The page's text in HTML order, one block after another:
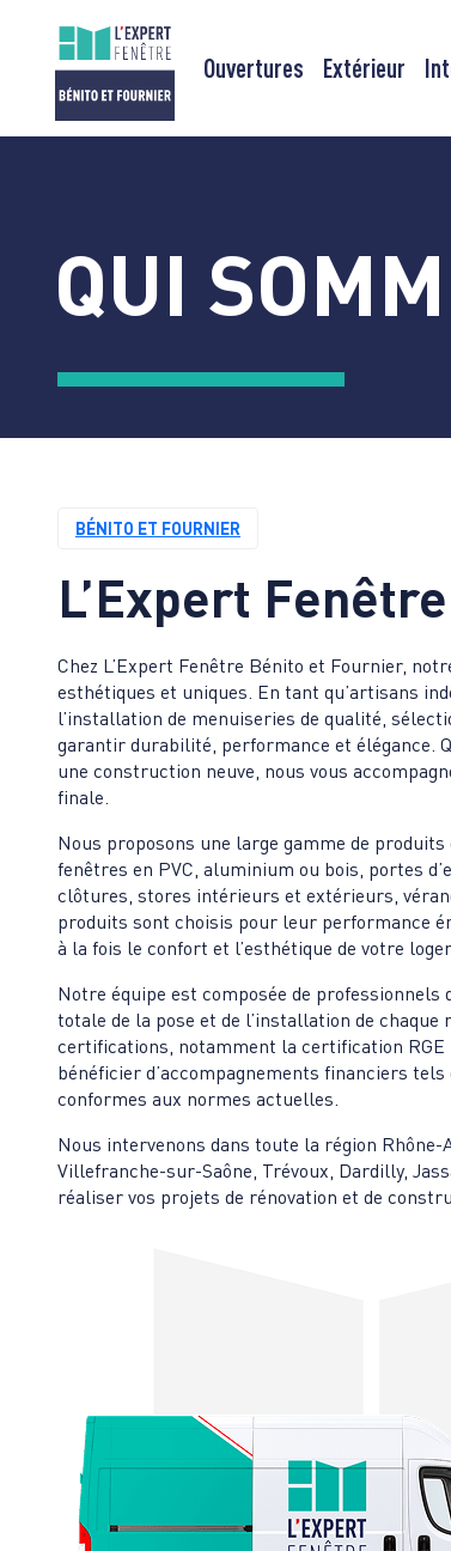
Ouvertures Extérieur
QUI
BÉNITO ET FOURNIER
L’Expert
Chez L’Expert Fenêtre Bénito et Fournier,
esthétiques et uniques. En tant qu’artisans
l’installation de menuiseries de qualité,
garantir durabilité, performance et élégance.
une construction neuve, nous vous
finale.
Nous proposons une large gamme de
fenêtres en PVC, aluminium ou bois, portes
clôtures, stores intérieurs et extérieurs,
produits sont choisis pour leur performance
à la fois le confort et l’esthétique de votre
Notre équipe est composée de
totale de la pose et de l’installation de
certifications, notamment la certification RGE
bénéficier d’accompagnements financiers
conformes aux normes actuelles.
Nous intervenons dans toute la région
Villefranche-sur-Saône, Trévoux, Dardilly,
réaliser vos projets de rénovation et de